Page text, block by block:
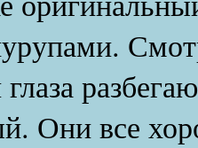
глаза
Они все